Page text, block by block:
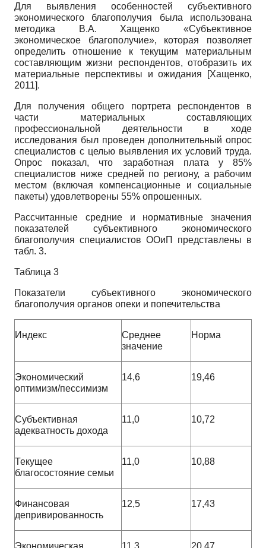
Для выявления особенностей субъективного
экономического благополучия была использована
методика В.А. Хащенко «Субъективное
экономическое благополучие», которая позволяет
определить отношение к текущим материальным
составляющим жизни респондентов, отобразить их
материальные перспективы и ожидания
[Хащенко,
2011].
Для получения общего портрета респондентов в
части материальных составляющих
профессиональной деятельности в ходе
исследования был проведен дополнительный опрос
специалистов с целью выявления их условий труда.
Опрос показал, что заработная плата у 85%
специалистов ниже средней по региону, а рабочим
местом (включая компенсационные и социальные
пакеты) удовлетворены 55% опрошенных.
Рассчитанные средние и нормативные значения
показателей субъективного экономического
благополучия специалистов ООиП представлены в
табл. 3.
Таблица 3
Показатели субъективного экономического
благополучия органов опеки и попечительства
Индекс
Среднее
значение
Норма
Экономический
оптимизм/пессимизм
14,6 19,46
Субъективная
адекватность дохода
11,0 10,72
Текущее
благосостояние семьи
11,0 10,88
Финансовая
депривированность
12,5 17,43
Экономическая 11,3 20,47